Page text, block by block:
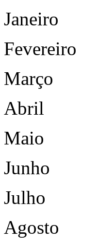
Janeiro
Fevereiro
Março
Abril
Maio
Junho
Julho
Agosto